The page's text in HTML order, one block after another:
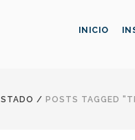
INICIO
/ POSTS TAGGED